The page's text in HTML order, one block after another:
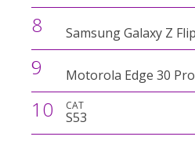
8 Samsung Galaxy Z
9 Motorola Edge 30 Pro
10 CAT
S53